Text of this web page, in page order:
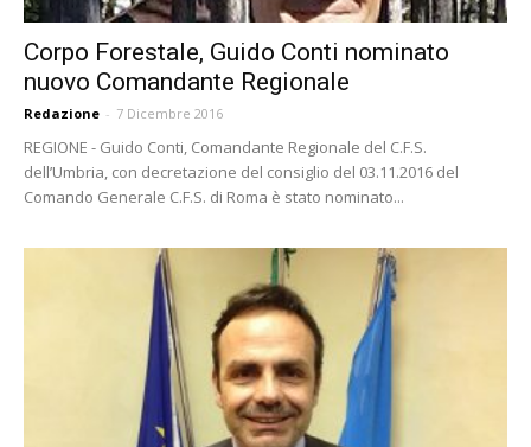
Corpo Forestale, Guido Conti nominato
nuovo Comandante Regionale
Redazione - 7 Dicembre 2016
REGIONE - Guido Conti, Comandante Regionale del C.F.S.
dell’Umbria, con decretazione del consiglio del 03.11.2016 del
Comando Generale C.F.S. di Roma è stato nominato...